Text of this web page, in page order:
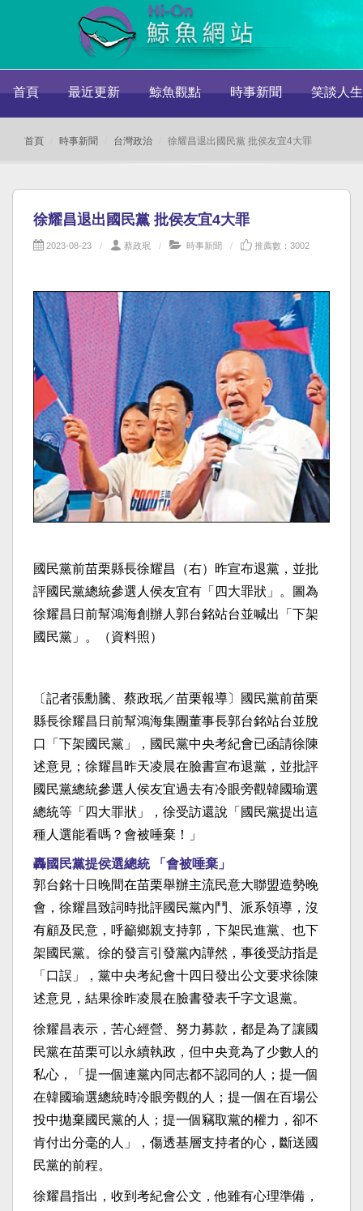
首頁 最近更新 鯨魚觀點 時事新聞 笑談人生
首頁 時事新聞 台灣政治 徐耀昌退出國民黨 批侯友宜4大罪
徐耀昌退出國民黨 批侯友宜4大罪
2023-08-23 蔡政珉 時事新聞 推薦數：3002
國民黨前苗栗縣長徐耀昌（右）昨宣布退黨，並批
評國民黨總統參選人侯友宜有「四大罪狀」。圖為
徐耀昌日前幫鴻海創辦人郭台銘站台並喊出「下架
國民黨」。（資料照）
〔記者張勳騰、蔡政珉／苗栗報導〕國民黨前苗栗
縣長徐耀昌日前幫鴻海集團董事長郭台銘站台並脫
口「下架國民黨」，國民黨中央考紀會已函請徐陳
述意見；徐耀昌昨天凌晨在臉書宣布退黨，並批評
國民黨總統參選人侯友宜過去有冷眼旁觀韓國瑜選
總統等「四大罪狀」，徐受訪還說「國民黨提出這
種人選能看嗎？會被唾棄！」
轟國民黨提侯選總統 「會被唾棄」
郭台銘十日晚間在苗栗舉辦主流民意大聯盟造勢晚
會，徐耀昌致詞時批評國民黨內鬥、派系領導，沒
有顧及民意，呼籲鄉親支持郭，下架民進黨、也下
架國民黨。徐的發言引發黨內譁然，事後受訪指是
「口誤」，黨中央考紀會十四日發出公文要求徐陳
述意見，結果徐昨凌晨在臉書發表千字文退黨。
徐耀昌表示，苦心經營、努力募款，都是為了讓國
民黨在苗栗可以永續執政，但中央竟為了少數人的
私心，「提一個連黨內同志都不認同的人；提一個
在韓國瑜選總統時冷眼旁觀的人；提一個在百場公
投中拋棄國民黨的人；提一個竊取黨的權力，卻不
肯付出分毫的人」，傷透基層支持者的心，斷送國
民黨的前程。
徐耀昌指出，收到考紀會公文，他雖有心理準備，